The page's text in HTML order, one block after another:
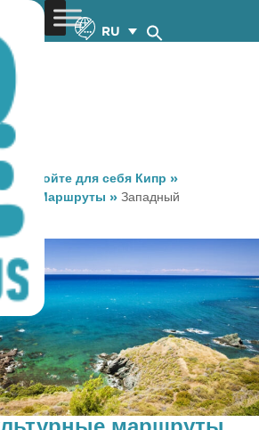
RU
»Откройте для себя Кипр »
Маршруты » Западный